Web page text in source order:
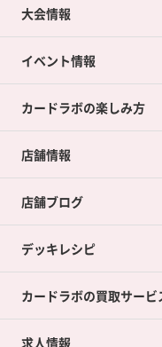
大会情報
イベント情報
カードラボの楽しみ方
店舗情報
店舗ブログ
デッキレシピ
カードラボの買取サービ
求人情報